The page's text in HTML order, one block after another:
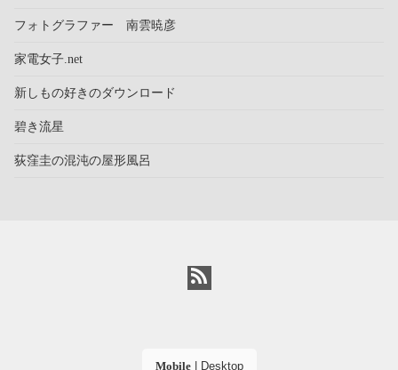
フォトグラファー 南雲暁彦
家電女子.net
新しもの好きのダウンロード
碧き流星
荻窪圭の混沌の屋形風呂
Mobile| Desktop